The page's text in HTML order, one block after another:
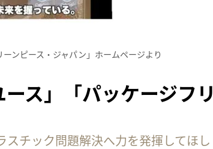
ンピース・ジャパン」ホームページより
ス」「パッケージフリ
スチック問題解決へ力を発揮してほし